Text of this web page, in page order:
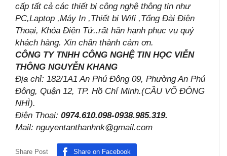
cấp tất cả các thiết bị công nghệ thông tin như
PC,Laptop ,Máy In ,Thiết bị Wifi ,Tổng Đài Điện
Thoại, Khóa Điện Tử..rất hân hạnh phục vụ quý
khách hàng. Xin chân thành cảm ơn.
CÔNG TY TNHH CÔNG NGHỆ TIN HỌC VIỄN
THÔNG NGUYỄN KHANG
Địa chỉ: 182/1A1 An Phú Đông 09, Phường An Phú
Đông, Quận 12, TP. Hồ Chí Minh.(CẦU VÕ ĐÔNG
NHÌ).
Điện Thoại: 0974.610.098-0938.985.319.
Mail: nguyentanthanhnk@gmail.com
Share Post Share on Facebook